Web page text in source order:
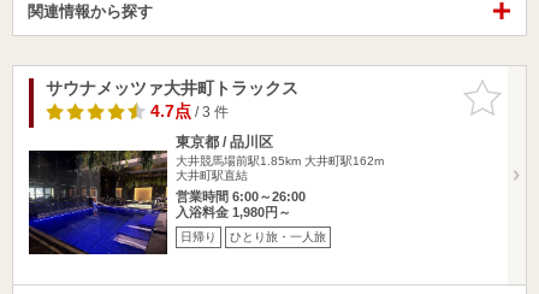
関連情報から探す
お気に入
りに追加
サウナメッツァ大井町トラックス
4.7点/ 3 件
東京都 / 品川区
大井競馬場前駅1.85km 大井町駅162m
大井町駅直結
営業時間 6:00～26:00
入浴料金 1,980円～
日帰り ひとり旅・一人旅